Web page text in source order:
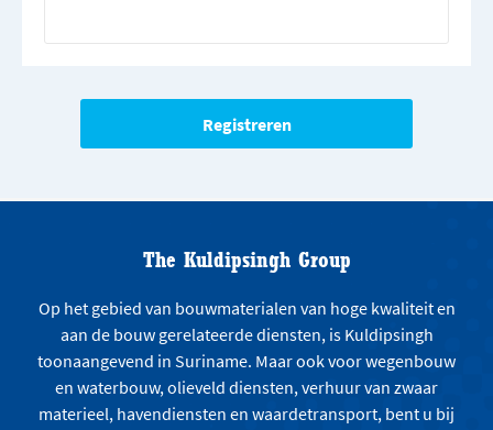
The Kuldipsingh Group
Op het gebied van bouwmaterialen van hoge kwaliteit en
aan de bouw gerelateerde diensten, is Kuldipsingh
toonaangevend in Suriname. Maar ook voor wegenbouw
en waterbouw, olieveld diensten, verhuur van zwaar
materieel, havendiensten en waardetransport, bent u bij